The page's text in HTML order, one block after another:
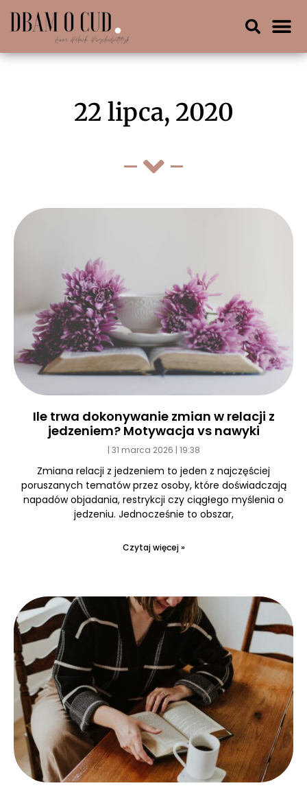
22 lipca, 2020
Ile trwa dokonywanie zmian w relacji z
jedzeniem? Motywacja vs nawyki
31 marca 2026 19:38
Zmiana relacji z jedzeniem to jeden z najczęściej
poruszanych tematów przez osoby, które doświadczają
napadów objadania, restrykcji czy ciągłego myślenia o
jedzeniu. Jednocześnie to obszar,
Czytaj więcej »